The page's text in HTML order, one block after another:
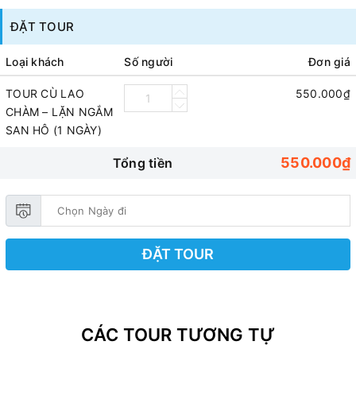
ĐẶT TOUR
Loại khách Số người Đơn giá
TOUR CÙ LAO
CHÀM – LẶN NGẮM
SAN HÔ (1 NGÀY)
550.000₫
Tổng tiền 550.000₫
ĐẶT TOUR
CÁC TOUR TƯƠNG TỰ